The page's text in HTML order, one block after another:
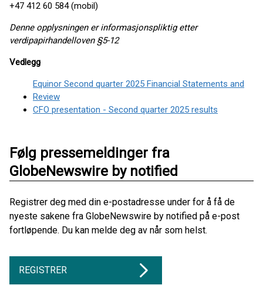
+47 412 60 584 (mobil)
Denne opplysningen er informasjonspliktig etter
verdipapirhandelloven §5-12
Vedlegg
Equinor Second quarter 2025 Financial Statements and
Review
CFO presentation - Second quarter 2025 results
Følg pressemeldinger fra
GlobeNewswire by notified
Registrer deg med din e-postadresse under for å få de
nyeste sakene fra GlobeNewswire by notified på e-post
fortløpende. Du kan melde deg av når som helst.
REGISTRER